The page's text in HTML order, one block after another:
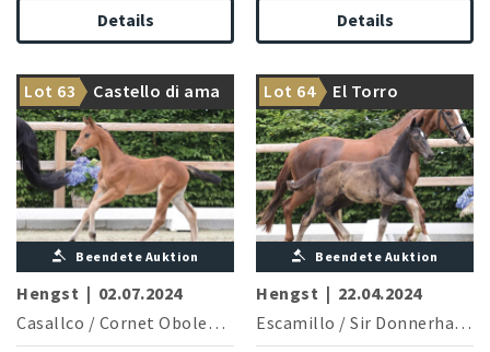
Details Details
Lot 63 Castello di ama
Casallco lässt grüßen
Beendete Auktion
Hengst | 02.07.2024
Casallco / Cornet Obolensky (Windows v.h.Costersv.)
Lot 64 El Torro
Imposanter Tänzer aus der
Elfen-Dynastie
Beendete Auktion
Hengst | 22.04.2024
Escamillo / Sir Donnerhall I